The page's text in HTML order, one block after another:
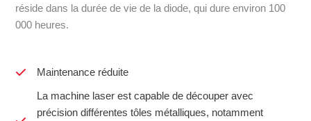
réside dans la durée de vie de la diode, qui dure environ 100
000 heures.
Maintenance réduite
La machine laser est capable de découper avec
précision différentes tôles métalliques, notamment